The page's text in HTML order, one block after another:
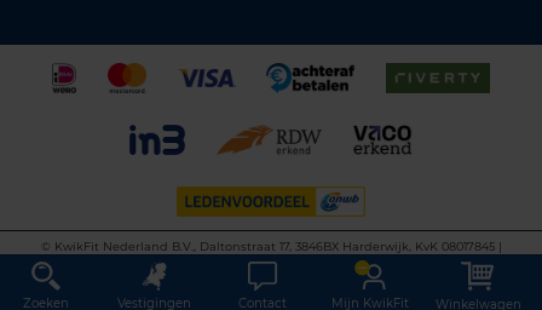
©
KwikFit Nederland B.V., Daltonstraat 17, 3846BX Harderwijk, KvK 08017845 |
Algemene voorwaarden
Privacyverklaring Cookiebeleid
Disclaimer
This site is protected by reCAPTCHA and the Google
Privacy Policy
Terms of
Service apply.
Zoeken Vestigingen Contact Mijn KwikFit Winkelwagen